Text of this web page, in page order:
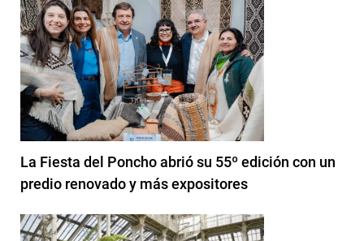
La Fiesta del Poncho abrió su 55º edición con un
predio renovado y más expositores